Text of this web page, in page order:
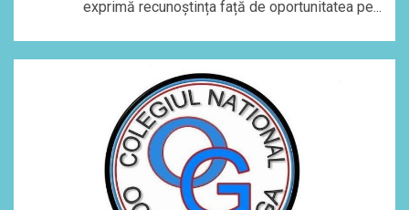
exprimă recunoștința față de oportunitatea pe...